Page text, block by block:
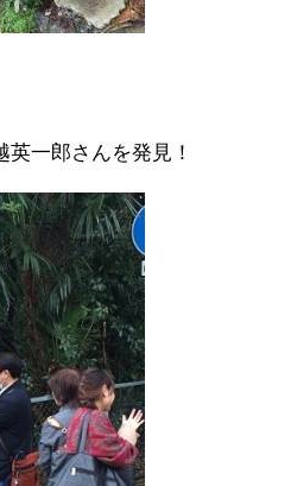
一郎さんを発見！